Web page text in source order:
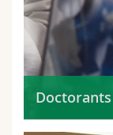
Doctorants